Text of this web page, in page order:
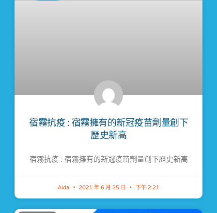
宿霧抗疫 : 宿霧擁有的新冠疫苗劑量創下
歷史新高
宿霧抗疫 : 宿霧擁有的新冠疫苗劑量創下歷史新高
Aida 2021 年 6 月 25 日 下午 2:21